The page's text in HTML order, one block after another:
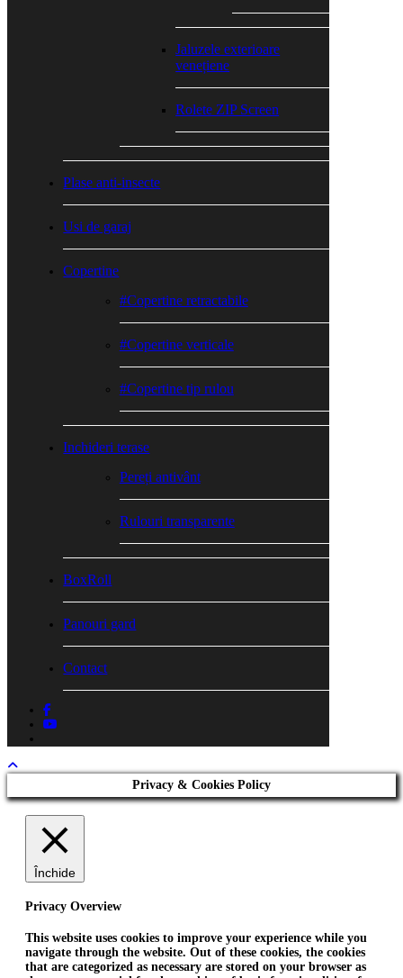
Jaluzele exterioare
venețiene
Rolete ZIP Screen
Plase anti-insecte
Usi de garaj
Copertine
#Copertine retractabile
#Copertine verticale
#Copertine tip rulou
Inchideri terase
Pereți antivânt
Rulouri transparente
BoxRoll
Panouri gard
Contact
facebook
youtube
Privacy & Cookies Policy
Închide
Privacy Overview
This website uses cookies to improve your experience while you
navigate through the website. Out of these cookies, the cookies
that are categorized as necessary are stored on your browser as